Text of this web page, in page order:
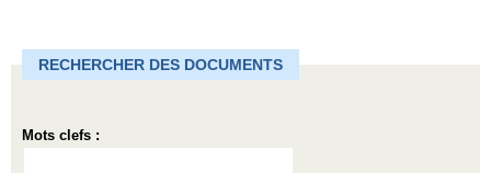
RECHERCHER DES DOCUMENTS
Mots clefs :